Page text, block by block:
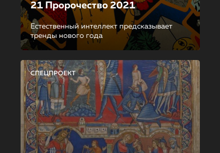
21 Пророчество 2021
Естественный интеллект предсказывает
тренды нового года
СПЕЦПРОЕКТ